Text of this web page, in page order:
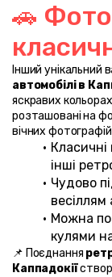
🚗
Інший унікальний
автомобілі в
яскравих
розташовані на
вічних
інші
Чудово
весіллям
Можна
кулями
📌 Поєднання
Каппадокії